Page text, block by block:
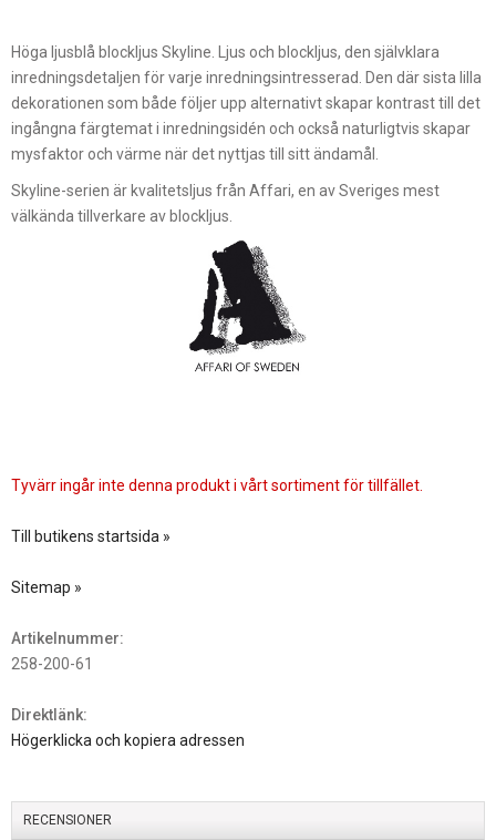
Höga ljusblå blockljus Skyline. Ljus och blockljus, den självklara
inredningsdetaljen för varje inredningsintresserad. Den där sista lilla
dekorationen som både följer upp alternativt skapar kontrast till det
ingångna färgtemat i inredningsidén och också naturligtvis skapar
mysfaktor och värme när det nyttjas till sitt ändamål.
Skyline-serien är kvalitetsljus från Affari, en av Sveriges mest
välkända tillverkare av blockljus.
Tyvärr ingår inte denna produkt i vårt sortiment för tillfället.
Till butikens startsida »
Sitemap »
Artikelnummer:
258-200-61
Direktlänk:
Högerklicka och kopiera adressen
RECENSIONER